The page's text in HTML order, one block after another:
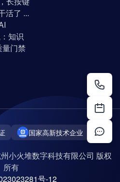
活了 ...
知识
门禁
国家高新技术企业
小火堆数字科技有限公司 版权
所有
号-12